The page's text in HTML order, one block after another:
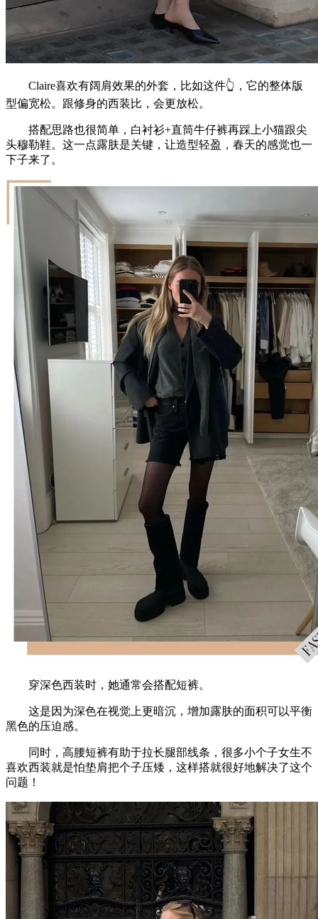
Claire喜欢有阔肩效果的外套，比如这件👆，它的整体版
型偏宽松。跟修身的西装比，会更放松。
搭配思路也很简单，白衬衫+直筒牛仔裤再踩上小猫跟尖
头穆勒鞋。这一点露肤是关键，让造型轻盈，春天的感觉也一
下子来了。
穿深色西装时，她通常会搭配短裤。
这是因为深色在视觉上更暗沉，增加露肤的面积可以平衡
黑色的压迫感。
同时，高腰短裤有助于拉长腿部线条，很多小个子女生不
喜欢西装就是怕垫肩把个子压矮，这样搭就很好地解决了这个
问题！